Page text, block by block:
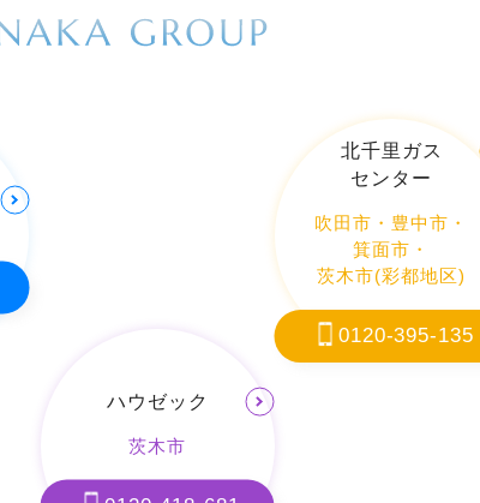
北千里ガス
センター
吹田市 ・ 豊中市 ・
箕面市 ・
茨木市(彩都地区)
0120-395-135
ハウゼック
茨木市